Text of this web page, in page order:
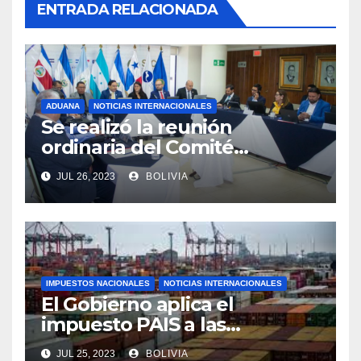
ENTRADA RELACIONADA
ADUANA NOTICIAS INTERNACIONALES
Se realizó la reunión
ordinaria del Comité
Aduanero Centroamericano
JUL 26, 2023 BOLIVIA
IMPUESTOS NACIONALES NOTICIAS INTERNACIONALES
El Gobierno aplica el
impuesto PAIS a las
importaciones de algunos
JUL 25, 2023 BOLIVIA